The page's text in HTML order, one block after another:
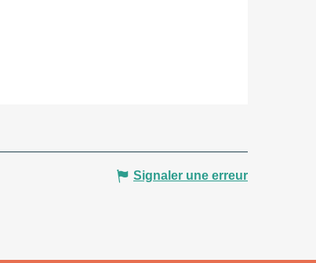
Signaler une erreur